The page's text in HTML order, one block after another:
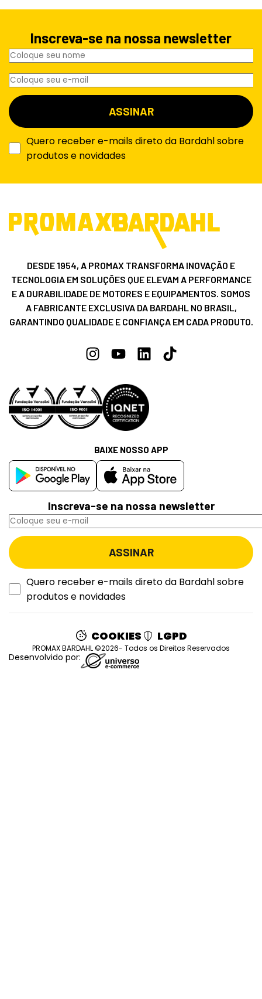
Inscreva-se na nossa newsletter
Quero receber e-mails direto da Bardahl sobre
produtos e novidades
DESDE 1954, A PROMAX TRANSFORMA INOVAÇÃO E
TECNOLOGIA EM SOLUÇÕES QUE ELEVAM A PERFORMANCE
E A DURABILIDADE DE MOTORES E EQUIPAMENTOS. SOMOS
A FABRICANTE EXCLUSIVA DA BARDAHL NO BRASIL,
GARANTINDO QUALIDADE E CONFIANÇA EM CADA PRODUTO.
Inscreva-se na nossa newsletter
Quero receber e-mails direto da Bardahl sobre
produtos e novidades
BAIXE NOSSO APP
COOKIES LGPD
PROMAX BARDAHL ©2026- Todos os Direitos Reservados
Desenvolvido por: